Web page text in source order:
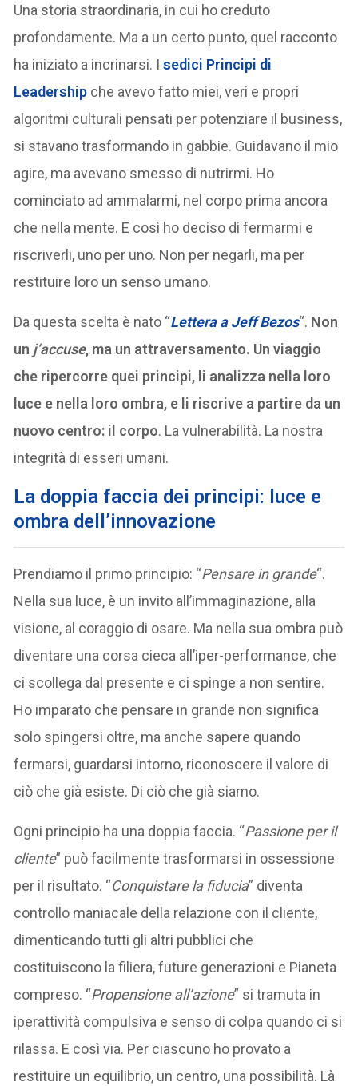
Una storia straordinaria, in cui ho creduto
profondamente. Ma a un certo punto, quel racconto
ha iniziato a incrinarsi. Isedici Principi di
Leadership che avevo fatto miei, veri e propri
algoritmi culturali pensati per potenziare il business,
si stavano trasformando in gabbie. Guidavano il mio
agire, ma avevano smesso di nutrirmi. Ho
cominciato ad ammalarmi, nel corpo prima ancora
che nella mente. E così ho deciso di fermarmi e
riscriverli, uno per uno. Non per negarli, ma per
restituire loro un senso umano.
Da questa scelta è nato “Lettera a Jeff Bezos“. Non
un j’accuse, ma un attraversamento. Un viaggio
che ripercorre quei principi, li analizza nella loro
luce e nella loro ombra, e li riscrive a partire da un
nuovo centro: il corpo. La vulnerabilità. La nostra
integrità di esseri umani.
La doppia faccia dei principi: luce e
ombra dell’innovazione
Prendiamo il primo principio: “Pensare in grande“.
Nella sua luce, è un invito all’immaginazione, alla
visione, al coraggio di osare. Ma nella sua ombra può
diventare una corsa cieca all’iper-performance, che
ci scollega dal presente e ci spinge a non sentire.
Ho imparato che pensare in grande non significa
solo spingersi oltre, ma anche sapere quando
fermarsi, guardarsi intorno, riconoscere il valore di
ciò che già esiste. Di ciò che già siamo.
Ogni principio ha una doppia faccia. “Passione per il
cliente” può facilmente trasformarsi in ossessione
per il risultato. “Conquistare la fiducia” diventa
controllo maniacale della relazione con il cliente,
dimenticando tutti gli altri pubblici che
costituiscono la filiera, future generazioni e Pianeta
compreso. “Propensione all’azione” si tramuta in
iperattività compulsiva e senso di colpa quando ci si
rilassa. E così via. Per ciascuno ho provato a
restituire un equilibrio, un centro, una possibilità. Là